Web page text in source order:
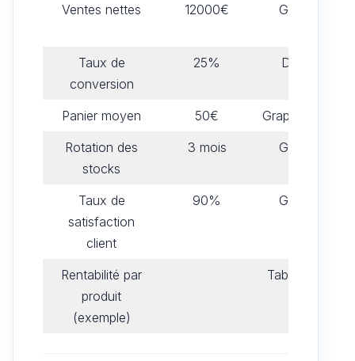
Ventes nettes
12000€
Graphique à
Taux de
conversion
25%
Diagramme
Panier moyen
50€
Graphique
Rotation des
stocks
3 mois
Graphique à
Taux de
satisfaction
client
90%
Graphique à
Rentabilité par
produit
(exemple)
Tableau de